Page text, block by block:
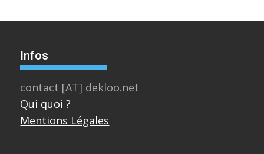
Infos
contact [AT] dekloo.net
Qui quoi ?
Mentions Légales